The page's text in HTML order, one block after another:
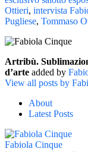
Ottieri, intervista
Pugliese, Tommaso
Artribù.
d’arte added by
View all posts by
About
Latest Posts
Fabiola Cinque